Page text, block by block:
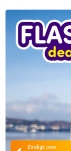
Eindigt over